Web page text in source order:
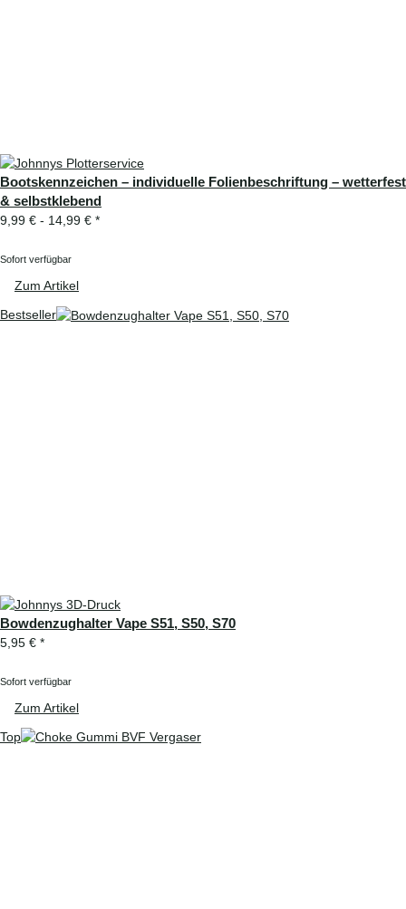
Bootskennzeichen – individuelle Folienbeschriftung – wetterfest
& selbstklebend
9,99 € - 14,99 € *
Sofort verfügbar
Zum Artikel
Bestseller
Bowdenzughalter Vape S51, S50, S70
5,95 € *
Sofort verfügbar
Zum Artikel
Top